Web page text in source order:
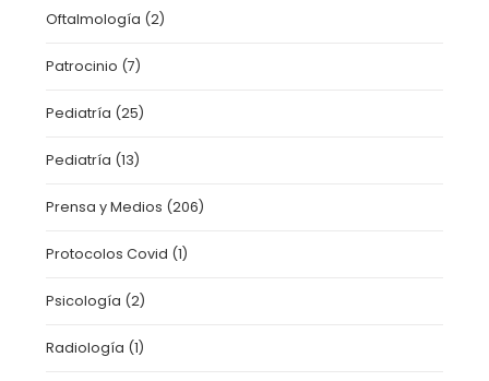
Oftalmología (2)
Patrocinio (7)
Pediatría (25)
Pediatría (13)
Prensa y Medios (206)
Protocolos Covid (1)
Psicología (2)
Radiología (1)